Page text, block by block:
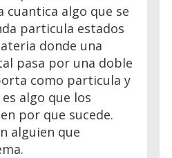
cuantica algo que se
particula estados
donde una
pasa por una doble
como particula y
algo que los
por que sucede.
alguien que